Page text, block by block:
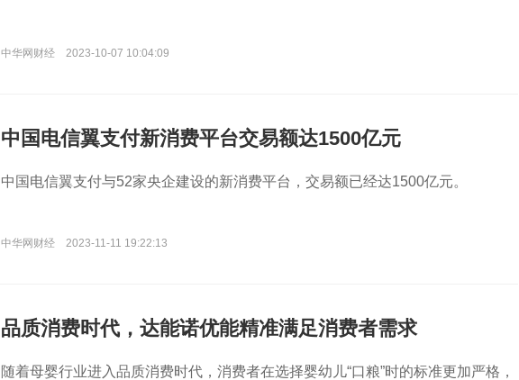
中华网财经 2023-10-07 10:04:09
中国电信翼支付新消费平台交易额达1500亿元
中国电信翼支付与52家央企建设的新消费平台，交易额已经达1500亿元。
中华网财经 2023-11-11 19:22:13
品质消费时代，达能诺优能精准满足消费者需求
随着母婴行业进入品质消费时代，消费者在选择婴幼儿“口粮”时的标准更加严格，